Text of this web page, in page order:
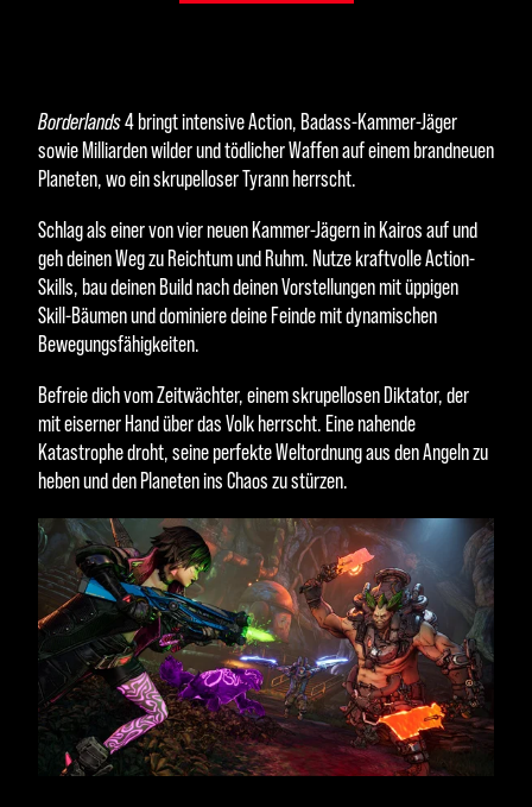
Borderlands4 bringt intensive Action, Badass-Kammer-Jäger
sowie Milliarden wilder und tödlicher Waffen auf einem brandneuen
Planeten, wo ein skrupelloser Tyrann herrscht.
Schlag als einer von vier neuen Kammer-Jägern in Kairos auf und
geh deinen Weg zu Reichtum und Ruhm. Nutze kraftvolle Action-
Skills, bau deinen Build nach deinen Vorstellungen mit üppigen
Skill-Bäumen und dominiere deine Feinde mit dynamischen
Bewegungsfähigkeiten.
Befreie dich vom Zeitwächter, einem skrupellosen Diktator, der
mit eiserner Hand über das Volk herrscht. Eine nahende
Katastrophe droht, seine perfekte Weltordnung aus den Angeln zu
heben und den Planeten ins Chaos zu stürzen.